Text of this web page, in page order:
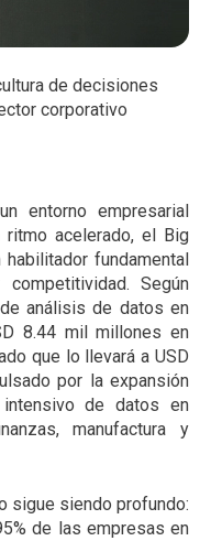
de decisiones
corporativo
entorno empresarial
acelerado, el Big
fundamental
Según
análisis de datos en
8.44 mil millones en
que lo llevará a USD
por la expansión
de datos en
manufactura y
sigue siendo profundo:
de las empresas en